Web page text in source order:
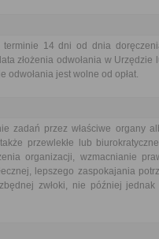
terminie 14 dni od dnia
złożenia odwołania w Urzędzie
jest wolne od opłat.
zadań przez właściwe organy
przewlekłe lub
organizacji, wzmacnianie
lepszego zaspokajania
zwłoki, nie później